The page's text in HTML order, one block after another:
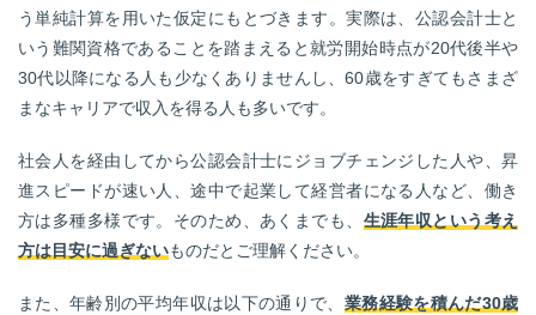
う単純計算を用いた仮定にもとづきます。実際は、公認会計士と
いう難関資格であることを踏まえると就労開始時点が20代後半や
30代以降になる人も少なくありませんし、60歳をすぎてもさまざ
まなキャリアで収入を得る人も多いです。
社会人を経由してから公認会計士にジョブチェンジした人や、昇
進スピードが速い人、途中で起業して経営者になる人など、働き
方は多種多様です。そのため、あくまでも、 生涯年収という考え
方は目安に過ぎないものだとご理解ください。
また、年齢別の平均年収は以下の通りで、 業務経験を積んだ30歳